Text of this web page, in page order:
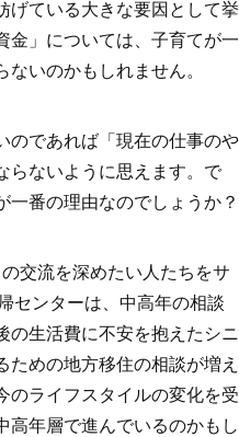
げている大きな要因として挙
金」については、子育てが一
いのかもしれません。
のであれば「現在の仕事のや
らないように思えます。で
一番の理由なのでしょうか？
交流を深めたい人たちをサ
センターは、中高年の相談
の生活費に不安を抱えたシニ
ための地方移住の相談が増え
のライフスタイルの変化を受
高年層で進んでいるのかもし